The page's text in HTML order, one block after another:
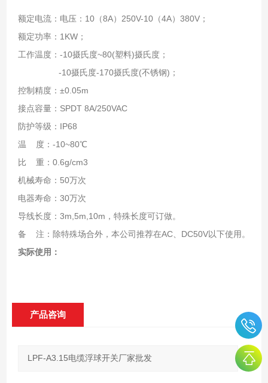
额定电流：电压：10（8A）250V-10（4A）380V；
额定功率：1KW；
工作温度：-10摄氏度~80(塑料)摄氏度；
-10摄氏度-170摄氏度(不锈钢)；
控制精度：±0.05m
接点容量：SPDT 8A/250VAC
防护等级：IP68
温 度：-10~80℃
比 重：0.6g/cm3
机械寿命：50万次
电器寿命：30万次
导线长度：3m,5m,10m，特殊长度可订做。
备 注：除特殊场合外，本公司推荐在AC、DC50V以下使用。
实际使用：
产品咨询